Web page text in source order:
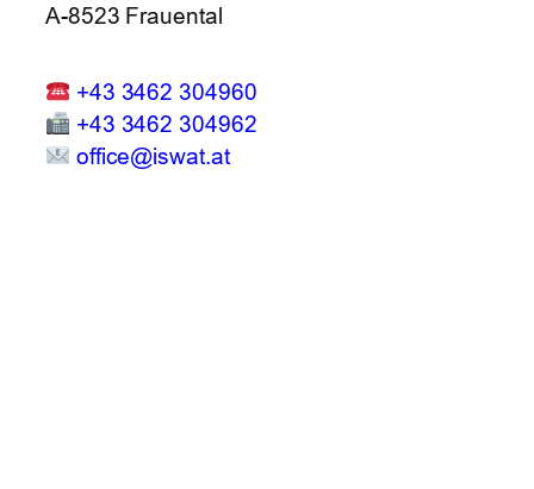
A-8523 Frauental
+43 3462 304960
+43 3462 304962
office@iswat.at